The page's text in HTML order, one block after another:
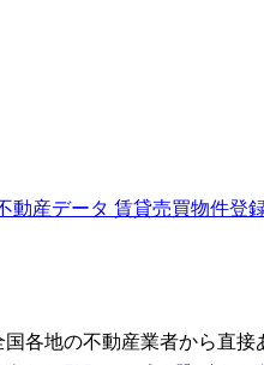
各地の不動産業者から直接